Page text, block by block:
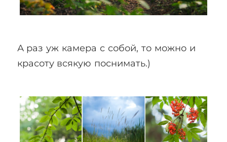
А раз уж камера с собой, то можно и
красоту всякую поснимать.)